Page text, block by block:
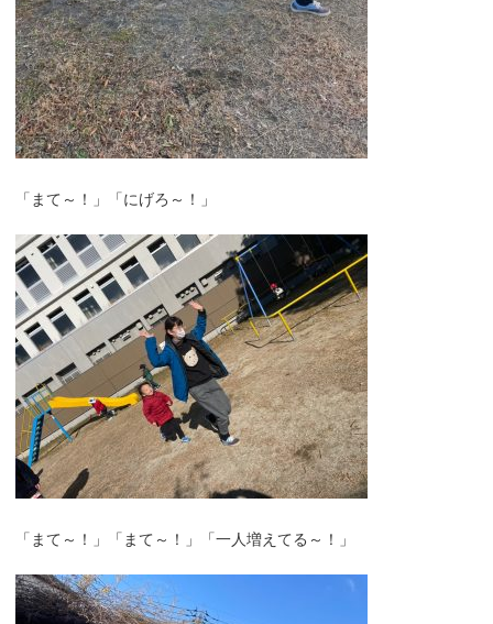
「まて～！」「にげろ～！」
「まて～！」「まて～！」「一人増えてる～！」